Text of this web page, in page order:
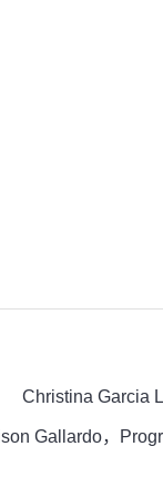
Christina Garcia
Gallardo，